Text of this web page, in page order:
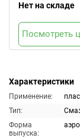
Характеристики
Применение:
Тип:
Форма
выпуска:
Нет на складе
Посмотреть